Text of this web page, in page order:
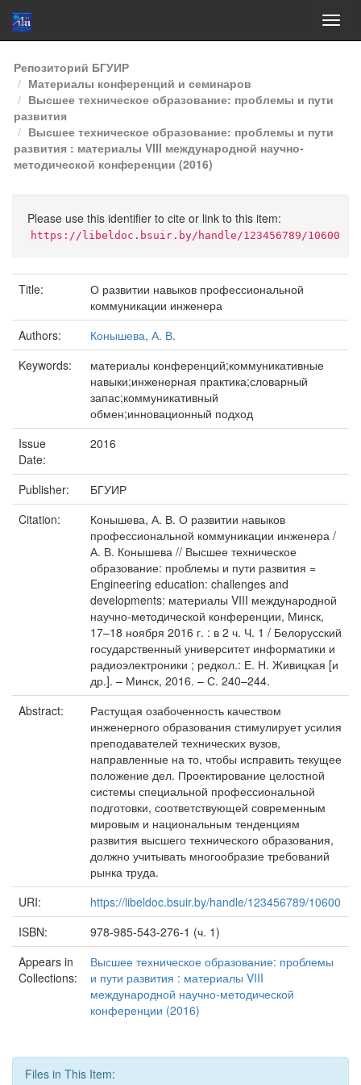
Skip
navigation
Репозиторий БГУИР
Материалы конференций и семинаров
Высшее техническое образование: проблемы и пути
развития
Высшее техническое образование: проблемы и пути
развития : материалы VIII международной научно-
методической конференции (2016)
Please use this identifier to cite or link to this item:
https://libeldoc.bsuir.by/handle/123456789/10600
Title:
О развитии навыков профессиональной
коммуникации инженера
Authors:
Конышева, А. В.
Keywords:
материалы конференций;коммуникативные
навыки;инженерная практика;словарный
запас;коммуникативный
обмен;инновационный подход
Issue
Date:
2016
Publisher:
БГУИР
Citation:
Конышева, А. В. О развитии навыков
профессиональной коммуникации инженера /
А. В. Конышева // Высшее техническое
образование: проблемы и пути развития =
Engineering education: challenges and
developments: материалы VIII международной
научно-методической конференции, Минск,
17–18 ноября 2016 г. : в 2 ч. Ч. 1 / Белорусский
государственный университет информатики и
радиоэлектроники ; редкол.: Е. Н. Живицкая [и
др.]. – Минск, 2016. – С. 240–244.
Abstract:
Растущая озабоченность качеством
инженерного образования стимулирует усилия
преподавателей технических вузов,
направленные на то, чтобы исправить текущее
положение дел. Проектирование целостной
системы специальной профессиональной
подготовки, соответствующей современным
мировым и национальным тенденциям
развития высшего технического образования,
должно учитывать многообразие требований
рынка труда.
URI:
https://libeldoc.bsuir.by/handle/123456789/10600
ISBN:
978-985-543-276-1 (ч. 1)
Appears in
Collections:
Высшее техническое образование: проблемы
и пути развития : материалы VIII
международной научно-методической
конференции (2016)
Files in This Item: